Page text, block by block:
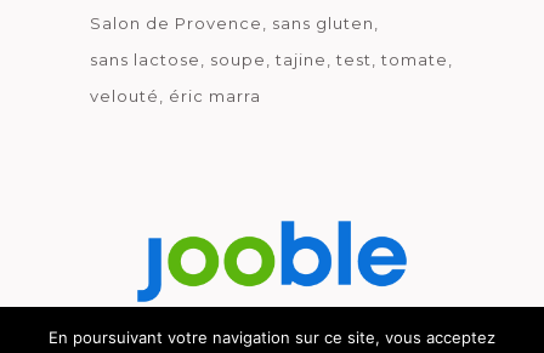
Salon de Provence
sans gluten
sans lactose
soupe tajine test
tomate
velouté
éric marra
En poursuivant votre navigation sur ce site, vous acceptez